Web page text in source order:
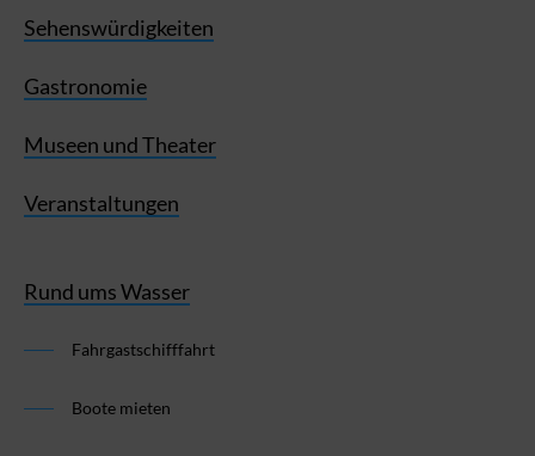
Sehenswürdigkeiten
Gastronomie
Museen und Theater
Veranstaltungen
Rund ums Wasser
Fahrgastschifffahrt
Boote mieten